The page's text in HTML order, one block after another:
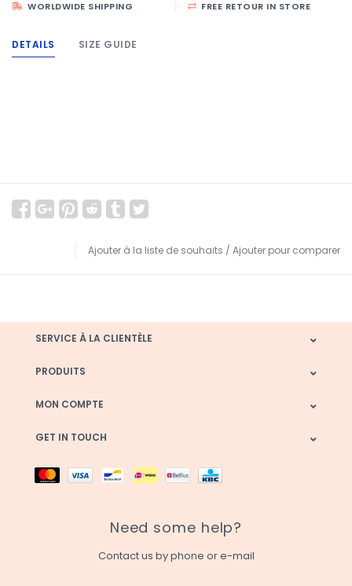
WORLDWIDE SHIPPING FREE RETOUR IN STORE
DETAILS SIZE GUIDE
Ajouter à la liste de souhaits / Ajouter pour comparer
SERVICE À LA CLIENTÈLE
PRODUITS
MON COMPTE
GET IN TOUCH
Need some help?
Contact us by phone or e-mail